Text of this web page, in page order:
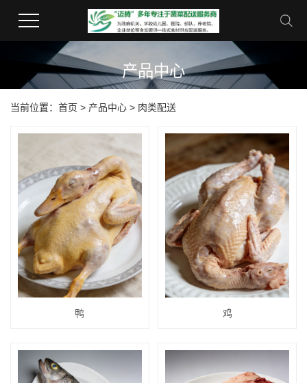
产品中心
当前位置： 首页 > 产品中心 > 肉类配送
鸭 鸡